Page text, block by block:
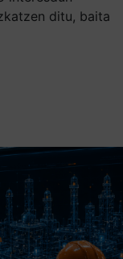
ditu, baita